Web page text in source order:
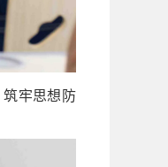
牢思想防